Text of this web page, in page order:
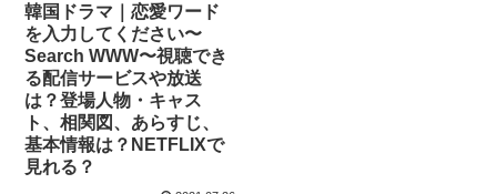
韓国ドラマ｜恋愛ワード
を入力してください〜
Search WWW〜視聴でき
る配信サービスや放送
は？登場人物・キャス
ト、相関図、あらすじ、
基本情報は？NETFLIXで
見れる？